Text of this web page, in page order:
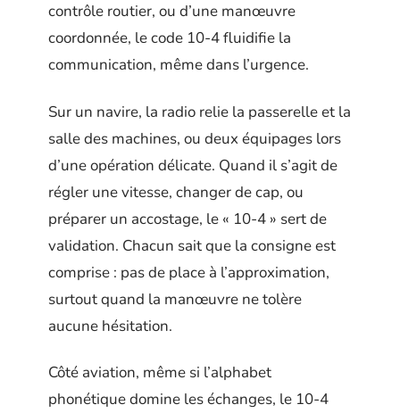
contrôle routier, ou d’une manœuvre
coordonnée, le code 10-4 fluidifie la
communication, même dans l’urgence.
Sur un navire, la radio relie la passerelle et la
salle des machines, ou deux équipages lors
d’une opération délicate. Quand il s’agit de
régler une vitesse, changer de cap, ou
préparer un accostage, le « 10-4 » sert de
validation. Chacun sait que la consigne est
comprise : pas de place à l’approximation,
surtout quand la manœuvre ne tolère
aucune hésitation.
Côté aviation, même si l’alphabet
phonétique domine les échanges, le 10-4